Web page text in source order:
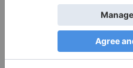
Facebook-
nicht mehr nutzen
Besuchern soziale
ermöglichen, Nur
Unternehmen
nutzen. Kein